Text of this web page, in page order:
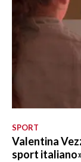
SPORT
Valentina
sport